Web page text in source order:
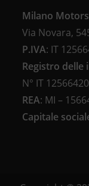
Milano Motors
Via Novara,
P.IVA: IT
Registro delle
N° IT
REA: MI –
Capitale